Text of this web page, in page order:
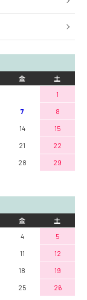
金
土
1
7 8
14 15
21 22
28 29
金
土
4 5
11 12
18 19
25 26